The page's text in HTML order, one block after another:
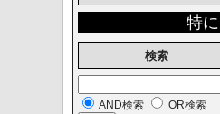
特にあり
検索
AND検索 OR検索